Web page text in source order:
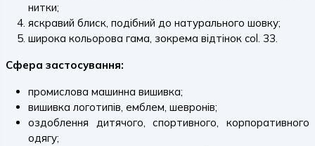
нитки;
яскравий блиск, подібний до натурального шовку;
широка кольорова гама, зокрема відтінок col. 33.
Сфера застосування:
промислова машинна вишивка;
вишивка логотипів, емблем, шевронів;
оздоблення дитячого, спортивного, корпоративного
одягу;